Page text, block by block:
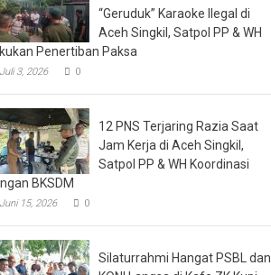
“Geruduk” Karaoke Ilegal di
Aceh Singkil, Satpol PP & WH
Penertiban Paksa
Juli 3, 2026 0
12 PNS Terjaring Razia Saat
Jam Kerja di Aceh Singkil,
Satpol PP & WH Koordinasi
BKSDM
Juni 15, 2026 0
Silaturrahmi Hangat PSBL dan